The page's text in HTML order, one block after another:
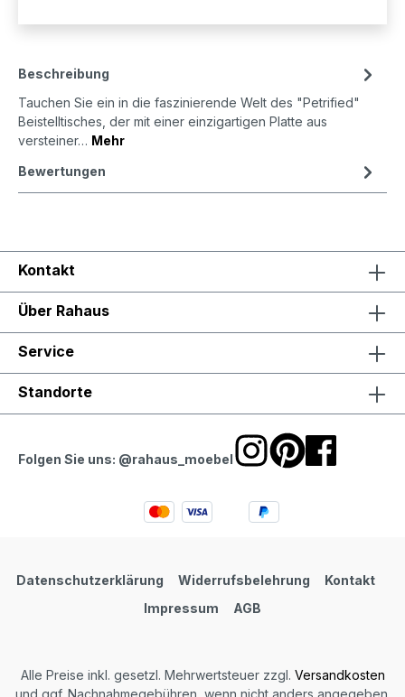
Beschreibung
Tauchen Sie ein in die faszinierende Welt des "Petrified"
Beistelltisches, der mit einer einzigartigen Platte aus
versteiner… Mehr
Bewertungen
Kontakt
Über Rahaus
Service
Standorte
Folgen Sie uns: @rahaus_moebel
Datenschutzerklärung Widerrufsbelehrung
Kontakt
Impressum
AGB
Alle Preise inkl. gesetzl. Mehrwertsteuer zzgl. Versandkosten